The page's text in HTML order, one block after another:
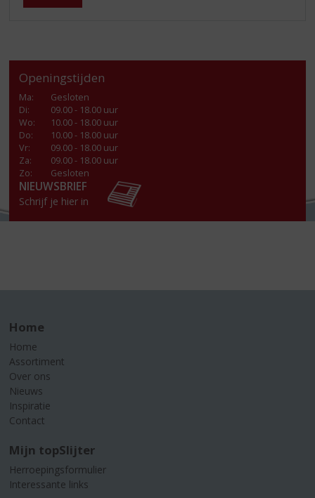
Openingstijden
Ma:
Gesloten
Di:
09.00 - 18.00 uur
Wo:
10.00 - 18.00 uur
Do:
10.00 - 18.00 uur
Vr:
09.00 - 18.00 uur
Za:
09.00 - 18.00 uur
Zo:
Gesloten
NIEUWSBRIEF
Schrijf je hier in
Home
Home
Assortiment
Over ons
Nieuws
Inspiratie
Contact
Mijn topSlijter
Herroepingsformulier
Interessante links